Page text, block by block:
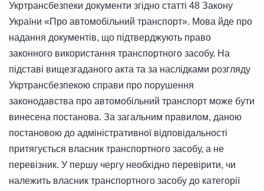
Укртрансбезпеки документи згідно статті 48 Закону
України «Про автомобільний транспорт». Мова йде про
надання документів, що підтверджують право
законного використання транспортного засобу. На
підставі вищезгаданого акта та за наслідками розгляду
Укртрансбезпекою справи про порушення
законодавства про автомобільний транспорт може бути
винесена постанова. За загальним правилом, даною
постановою до адміністративної відповідальності
притягується власник транспортного засобу, а не
перевізник. У першу чергу необхідно перевірити, чи
належить власник транспортного засобу до категорії